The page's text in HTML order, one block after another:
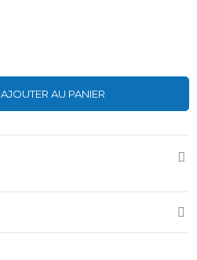
AJOUTER AU PANIER